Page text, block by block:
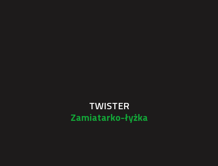
TWISTER
Zamiatarko-łyżka